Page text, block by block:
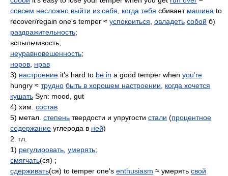
совсем несложно выйти из себя когда тебя сбивает машина to
recover/regain one's temper ≈ успокоиться овладеть собой б)
раздражительность;
вспыльчивость;
неуравновешенность;
норов нрав
3) настроение it's hard to be in a good temper when you're
hungry ≈ трудно быть в хорошем настроении
когда хочется
кушать Syn: mood, gut
4) хим. состав
5) метал. степень твердости и упругости стали (процентное
содержание углерода в ней)
2. гл.
1) регулировать умерять;
смягчать(ся) ;
сдерживать(ся) to temper one's enthusiasm ≈ умерять свой